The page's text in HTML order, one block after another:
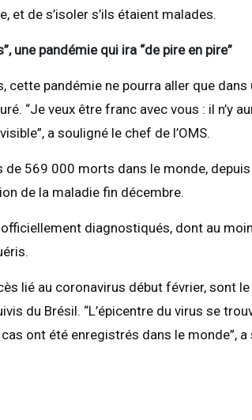
et de s’isoler s’ils étaient malades.
une pandémie qui ira “de pire en pire”
cette pandémie ne pourra aller que dans
“Je veux être franc avec vous : il n’y
a souligné le chef de l’OMS.
569 000 morts dans le monde,
de la maladie fin décembre.
diagnostiqués, dont au
lié au coronavirus début février, sont le
du Brésil. “L’épicentre du virus se
ont été enregistrés dans le monde”, a